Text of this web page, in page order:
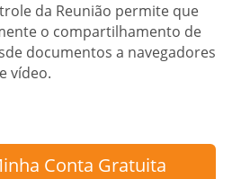
da Reunião permite que
o compartilhamento de
documentos a navegadores
vídeo.
Conta Gratuita